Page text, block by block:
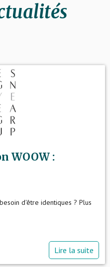
WOOW :
d'être identiques ? Plus
Lire la suite